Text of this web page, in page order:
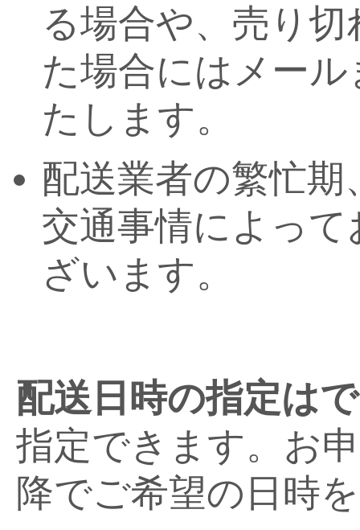
る場合や、売り
た場合にはメー
たします。
配送業者の繁忙
交通事情によっ
ざいます。
配送日時の指定は
指定できます。お
降でご希望の日時